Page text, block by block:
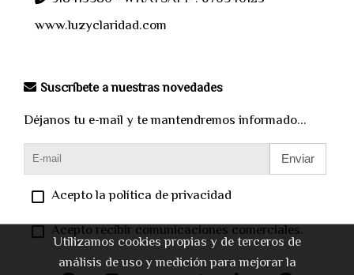
www.luzyclaridad.com
Suscríbete a nuestras novedades
Déjanos tu e-mail y te mantendremos informado...
Enviar
Acepto la política de privacidad
Acepto recibir comunicaciones comerciales.
Utilizamos cookies propias y de terceros de
análisis de uso y medición para mejorar la